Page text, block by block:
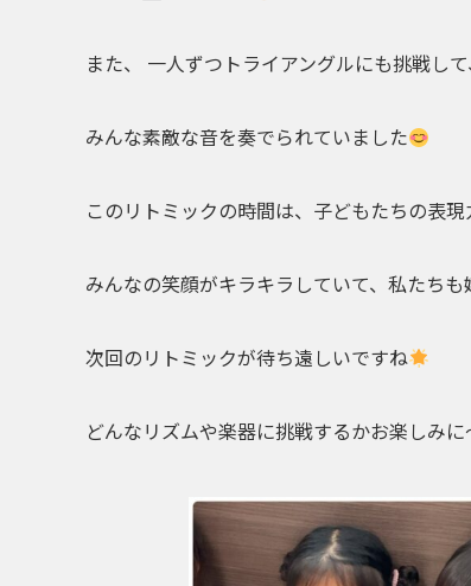
また、 一人ずつトライアングルにも挑戦し
みんな素敵な音を奏でられていました
このリトミックの時間は、子どもたちの表
みんなの笑顔がキラキラしていて、私たち
次回のリトミックが待ち遠しいですね
どんなリズムや楽器に挑戦するかお楽しみに